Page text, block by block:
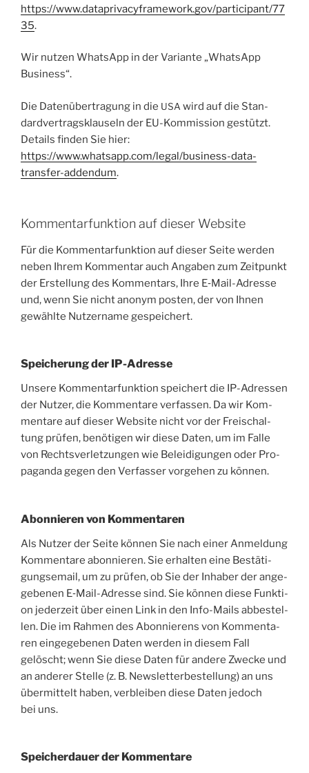
https://www.dataprivacyframework.gov/participant/77
35.
Wir nut­zen Whats­App in der Vari­an­te „Whats­App
Business“.
Die Daten­über­tra­gung in die USA wird auf die Stan­
dard­ver­trags­klau­seln der EU-Kom­mis­si­on gestützt.
Details fin­den Sie hier:
https://www.whatsapp.com/legal/business-data-
transfer-addendum.
Kommentar­funktion auf dieser Website
Für die Kom­men­tar­funk­ti­on auf die­ser Sei­te wer­den
neben Ihrem Kom­men­tar auch Anga­ben zum Zeit­punkt
der Erstel­lung des Kom­men­tars, Ihre E‑Mail-Adres­se
und, wenn Sie nicht anonym pos­ten, der von Ihnen
gewähl­te Nut­zer­na­me gespeichert.
Speicherung der IP-Adresse
Unse­re Kom­men­tar­funk­ti­on spei­chert die IP-Adres­sen
der Nut­zer, die Kom­men­ta­re ver­fas­sen. Da wir Kom­
men­ta­re auf die­ser Web­site nicht vor der Frei­schal­
tung prü­fen, benö­ti­gen wir die­se Daten, um im Fal­le
von Rechts­ver­let­zun­gen wie Belei­di­gun­gen oder Pro­
pa­gan­da gegen den Ver­fas­ser vor­ge­hen zu können.
Abonnieren von Kommentaren
Als Nut­zer der Sei­te kön­nen Sie nach einer Anmel­dung
Kom­men­ta­re abon­nie­ren. Sie erhal­ten eine Bestä­ti­
gungs­email, um zu prü­fen, ob Sie der Inha­ber der ange­
ge­be­nen E‑Mail-Adres­se sind. Sie kön­nen die­se Funk­ti­
on jeder­zeit über einen Link in den Info-Mails abbe­stel­
len. Die im Rah­men des Abon­nie­rens von Kom­men­ta­
ren ein­ge­ge­be­nen Daten wer­den in die­sem Fall
gelöscht; wenn Sie die­se Daten für ande­re Zwe­cke und
an ande­rer Stel­le (z. B. News­let­ter­be­stel­lung) an uns
über­mit­telt haben, ver­blei­ben die­se Daten jedoch
bei uns.
Speicherdauer der Kommentare